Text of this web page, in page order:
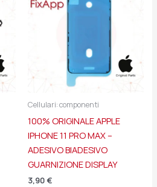
Cellulari: componenti
100% ORIGINALE APPLE
IPHONE 11 PRO MAX –
ADESIVO BIADESIVO
GUARNIZIONE DISPLAY
3,90 €